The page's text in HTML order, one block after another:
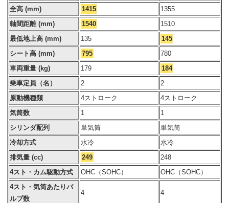
全高 (mm)
1415
1355
軸間距離 (mm)
1540
1510
最低地上高 (mm)
135
145
シート高 (mm)
795
780
車両重量 (kg)
179
184
乗車定員（名）
2
2
原動機種類
4ストローク
4ストローク
気筒数
1
1
シリンダ配列
単気筒
単気筒
冷却方式
水冷
水冷
排気量 (cc)
249
248
4スト・カム駆動方式
OHC（SOHC）
OHC（SOHC）
4スト・気筒あたりバ
ルブ数
4 4